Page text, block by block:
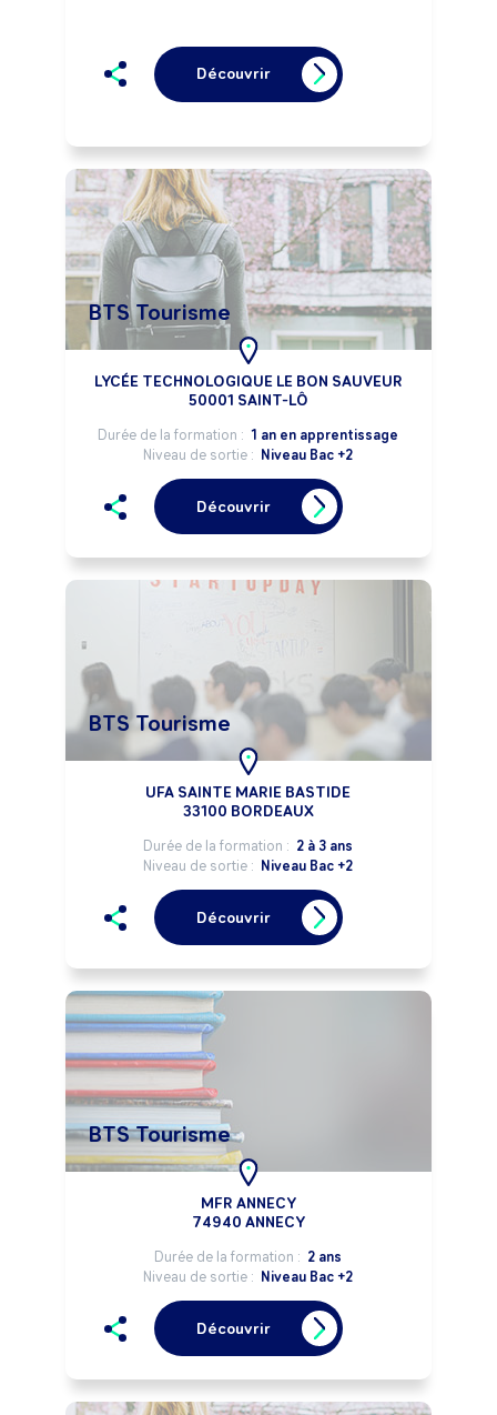
Découvrir
BTS Tourisme
LYCÉE TECHNOLOGIQUE LE BON SAUVEUR
50001 SAINT-LÔ
Durée de la formation : 1 an en apprentissage
Niveau de sortie : Niveau Bac +2
Découvrir
BTS Tourisme
UFA SAINTE MARIE BASTIDE
33100 BORDEAUX
Durée de la formation : 2 à 3 ans
Niveau de sortie : Niveau Bac +2
Découvrir
BTS Tourisme
MFR ANNECY
74940 ANNECY
Durée de la formation : 2 ans
Niveau de sortie : Niveau Bac +2
Découvrir